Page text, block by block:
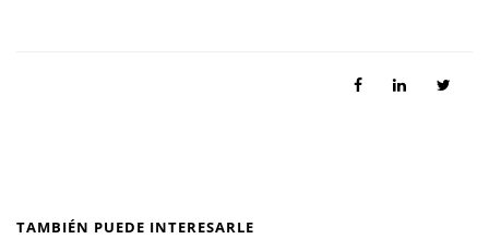
TAMBIÉN PUEDE INTERESARLE